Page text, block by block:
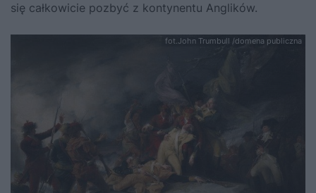
się całkowicie pozbyć z kontynentu Anglików.
fot.John Trumbull /domena publiczna